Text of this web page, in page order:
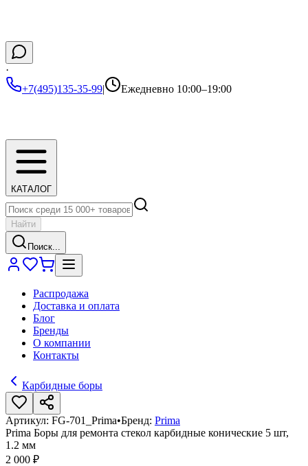
·
+7(495)135-35-99| Ежедневно 10:00–19:00
КАТАЛОГ
Найти
Поиск...
Распродажа
Доставка и оплата
Блог
Бренды
О компании
Контакты
Карбидные боры
Артикул: FG-701_Prima•Бренд: Prima
Prima Боры для ремонта стекол карбидные конические 5 шт,
1.2 мм
2 000 ₽